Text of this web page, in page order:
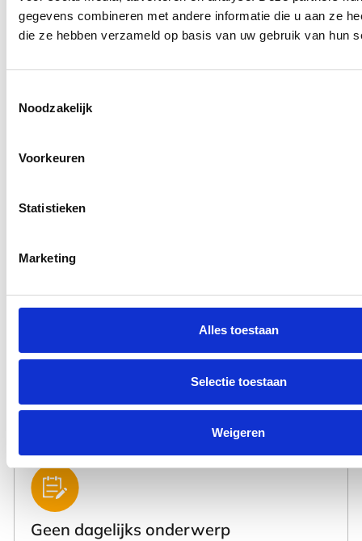
gegevens combineren met andere informatie die u aan ze
die ze hebben verzameld op basis van uw gebruik van hun
Noodzakelijk
Voorkeuren
Statistieken
Marketing
Alles toestaan
Selectie toestaan
Weigeren
Want een testament is:
Bijna niemand kan een testament begrijpen, tenzij je een
Gedateerd
Hoe lang geleden heb je een testament opgemaakt? En
Geen dagelijks onderwerp